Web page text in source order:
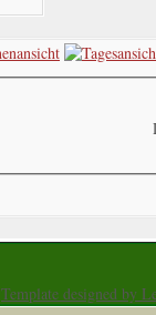
Template designed by